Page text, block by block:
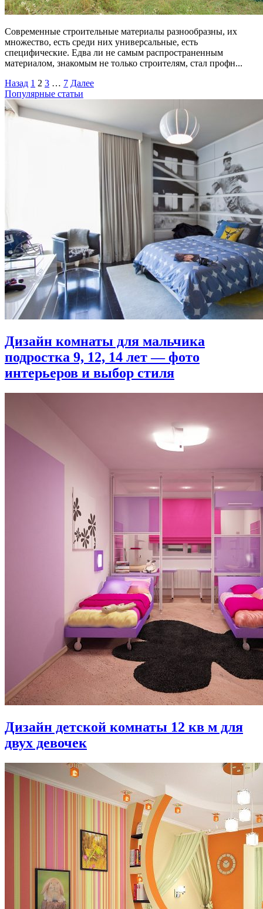
Современные строительные материалы разнообразны, их
множество, есть среди них универсальные, есть
специфические. Едва ли не самым распространенным
материалом, знакомым не только строителям, стал профн...
Назад 1 2 3 … 7 Далее
Популярные статьи
Дизайн комнаты для мальчика
подростка 9, 12, 14 лет — фото
интерьеров и выбор стиля
Дизайн детской комнаты 12 кв м для
двух девочек